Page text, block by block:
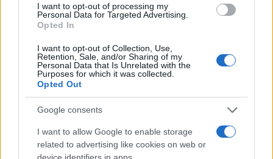
I want to opt-out of processing my
Personal Data for Targeted Advertising.
Opted In
I want to opt-out of Collection, Use,
Retention, Sale, and/or Sharing of my
Personal Data that Is Unrelated with the
Purposes for which it was collected.
Opted Out
Google consents
I want to allow Google to enable storage
related to advertising like cookies on web or
device identifiers in apps.
GalluraOggi.it
Ricevi le nostre ultime news
daGoogle News